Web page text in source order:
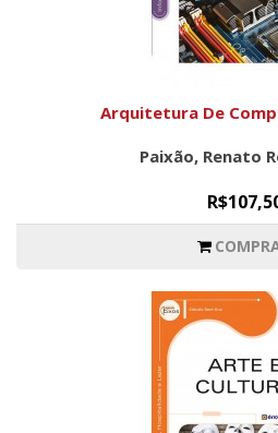
Arquitetura De
Paixão, Renato